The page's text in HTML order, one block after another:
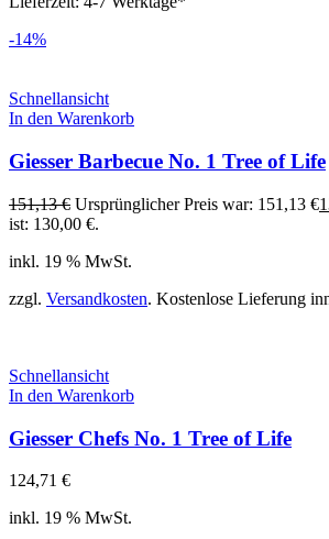
-14%
Schnellansicht
In den Warenkorb
Giesser Barbecue No. 1 Tree of Life
151,13€ Ursprünglicher Preis war: 151,13 €
ist: 130,00 €.
inkl. 19 % MwSt.
zzgl. Versandkosten. Kostenlose Lieferung
Schnellansicht
In den Warenkorb
Giesser Chefs No. 1 Tree of Life
124,71 €
inkl. 19 % MwSt.